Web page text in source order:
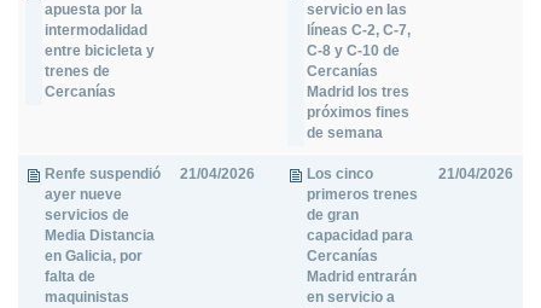
apuesta por la
intermodalidad
entre bicicleta y
trenes de
Cercanías
servicio en las
líneas C-2, C-7,
C-8 y C-10 de
Cercanías
Madrid los tres
próximos fines
de semana
Renfe suspendió
ayer nueve
servicios de
Media Distancia
en Galicia, por
falta de
maquinistas
21/04/2026
Los cinco
primeros trenes
de gran
capacidad para
Cercanías
Madrid entrarán
en servicio a
21/04/2026